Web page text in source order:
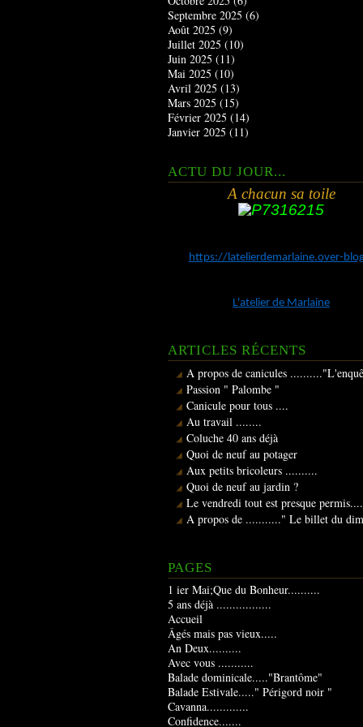
Septembre 2025 (6)
Août 2025 (9)
Juillet 2025 (10)
Juin 2025 (11)
Mai 2025 (10)
Avril 2025 (13)
Mars 2025 (15)
Février 2025 (14)
Janvier 2025 (11)
ACTU DU JOUR...
A chacun sa toile
https://latelierdemarlaine.over-
L'atelier de Marlaine
ARTICLES RÉCENTS
A propos de canicules
Passion " Palombe "
Canicule pour tous ....
Au travail ........
Coluche 40 ans déjà
Quoi de neuf au potager
Aux petits bricoleurs ..........
Quoi de neuf au jardin ?
Le vendredi tout est presque
A propos de ..........." Le billet du
PAGES
1 ier Mai;Que du Bonheur..........
5 ans déjà .................
Accueil
Âgés mais pas vieux.....
An Deux..........
Avec vous ...........
Balade dominicale....."Brantôme"
Balade Estivale....." Périgord noir "
Cavanna.............
Confidence.......